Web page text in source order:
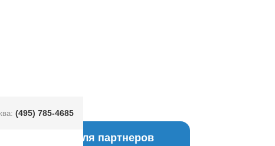
(495) 785-4685
Вход для партнеров